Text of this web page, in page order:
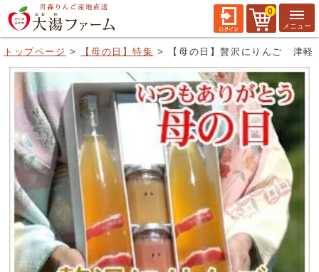
0
トップページ 【母の日】特集 【母の日】贅沢にりんご 津軽